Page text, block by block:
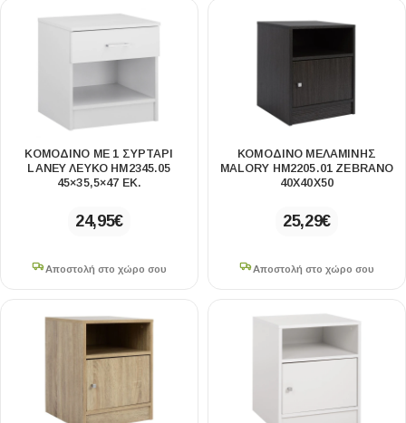
ΚΟΜΟΔΙΝΟ ΜΕ 1 ΣΥΡΤΑΡΙ
LANEY ΛΕΥΚΟ HM2345.05
45×35,5×47 ΕΚ.
24,95€
Αποστολή στο χώρο σου
ΚΟΜΟΔΙΝΟ ΜΕΛΑΜΙΝΗΣ
MALORY HM2205.01 ZEBRANO
40X40X50
25,29€
Αποστολή στο χώρο σου